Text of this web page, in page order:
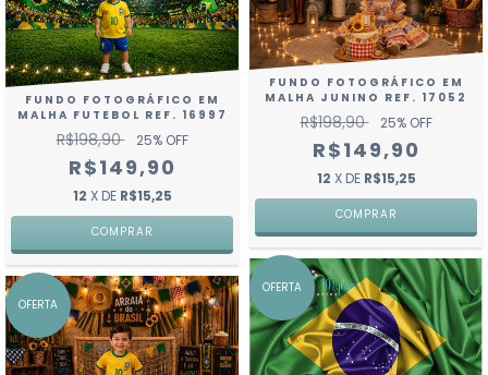
FUNDO FOTOGRÁFICO EM
MALHA FUTEBOL REF. 16997
R$198,90 25% OFF
R$149,90
12 X DE R$15,25
COMPRAR
FUNDO FOTOGRÁFICO EM
MALHA JUNINO REF. 17052
R$198,90 25% OFF
R$149,90
12 X DE R$15,25
COMPRAR
OFERTA
OFERTA